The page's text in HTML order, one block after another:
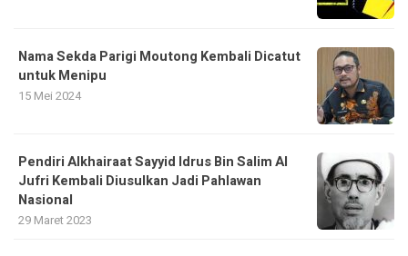
Nama Sekda Parigi Moutong Kembali Dicatut
untuk Menipu
15 Mei 2024
Pendiri Alkhairaat Sayyid Idrus Bin Salim Al
Jufri Kembali Diusulkan Jadi Pahlawan
Nasional
29 Maret 2023